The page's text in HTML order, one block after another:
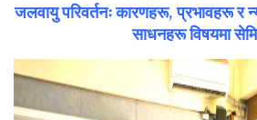
जलवायु परिवर्तनः कारणहरू, प्रभावहरू र
साधनहरू विषयमा